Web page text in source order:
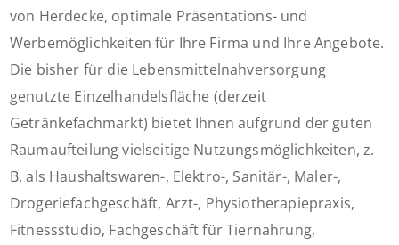
von Herdecke, optimale Präsentations- und
Werbemöglichkeiten für Ihre Firma und Ihre Angebote.
Die bisher für die Lebensmittelnahversorgung
genutzte Einzelhandelsfläche (derzeit
Getränkefachmarkt) bietet Ihnen aufgrund der guten
Raumaufteilung vielseitige Nutzungsmöglichkeiten, z.
B. als Haushaltswaren-, Elektro-, Sanitär-, Maler-,
Drogeriefachgeschäft, Arzt-, Physiotherapiepraxis,
Fitnessstudio, Fachgeschäft für Tiernahrung,